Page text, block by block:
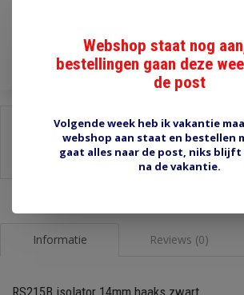
Stel een vraag over dit product
Afdrukken
Informatie Reviews (0)
RS215B isolator 14mm haaks zwart
Webshop staat nog
bestellingen gaan deze
de post
Volgende week heb ik vakantie
webshop aan staat en bestellen
gaat alles naar de post, niks
na de vakantie.